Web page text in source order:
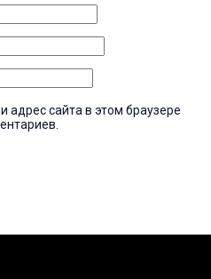
адрес сайта в этом браузере